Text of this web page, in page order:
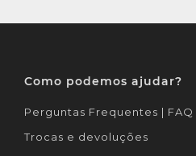
Como podemos ajudar?
Perguntas Frequentes | FAQ
Trocas e devoluções